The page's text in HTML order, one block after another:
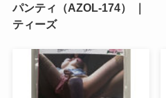
パンティ（AZOL-174） ｜
ティーズ